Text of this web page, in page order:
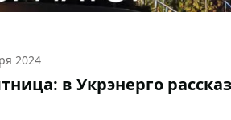
2024
в Укрэнерго